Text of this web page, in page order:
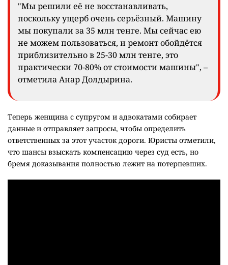
"Мы решили её не восстанавливать,
поскольку ущерб очень серьёзный. Машину
мы покупали за 35 млн тенге. Мы сейчас ею
не можем пользоваться, и ремонт обойдётся
приблизительно в 25-30 млн тенге, это
практически 70-80% от стоимости машины", –
отметила Анар Долдырина.
Теперь женщина с супругом и адвокатами собирает
данные и отправляет запросы, чтобы определить
ответственных за этот участок дороги. Юристы отметили,
что шансы взыскать компенсацию через суд есть, но
бремя доказывания полностью лежит на потерпевших.